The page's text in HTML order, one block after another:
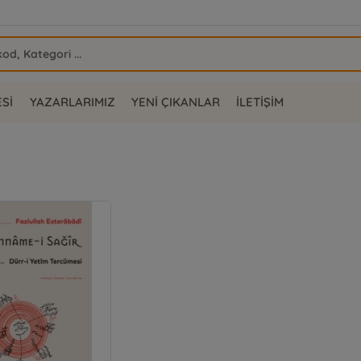
YAZARLARIMIZ YENİ ÇIKANLAR İLETİŞİM